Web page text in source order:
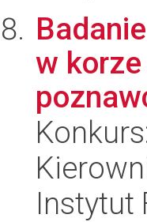
w
Instytut